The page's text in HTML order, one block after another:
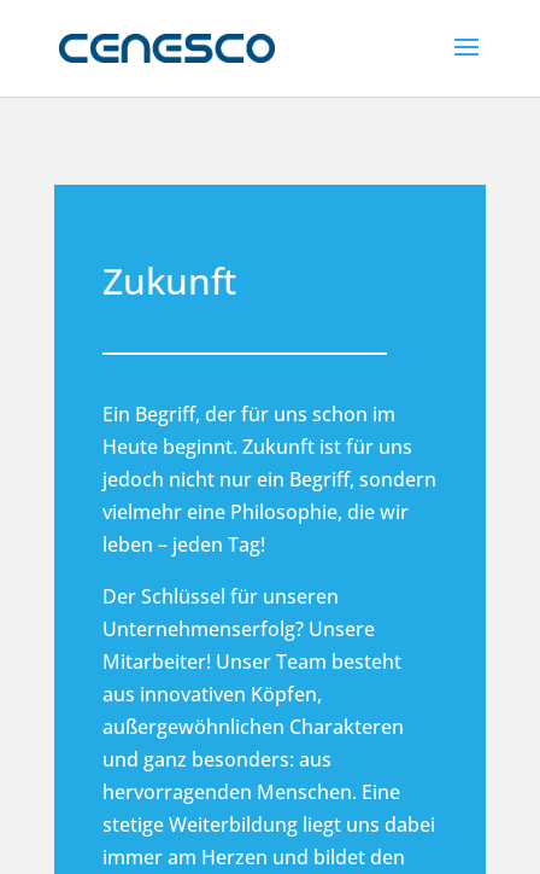
Zukunft
Ein Begriff, der für uns schon im
Heute beginnt. Zukunft ist für uns
jedoch nicht nur ein Begriff, sondern
vielmehr eine Philosophie, die wir
leben – jeden Tag!
Der Schlüssel für unseren
Unternehmenserfolg? Unsere
Mitarbeiter! Unser Team besteht
aus innovativen Köpfen,
außergewöhnlichen Charakteren
und ganz besonders: aus
hervorragenden Menschen. Eine
stetige Weiterbildung liegt uns dabei
immer am Herzen und bildet den